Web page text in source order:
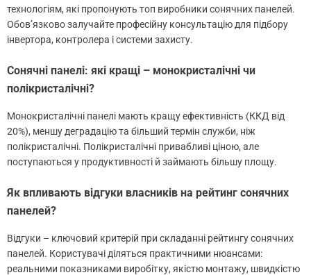
технологіям, які пропонують топ виробники сонячних панелей.
Обов’язково залучайте професійну консультацію для підбору
інвертора, контролера і системи захисту.
Сонячні панелі: які кращі – монокристалічні чи
полікристалічні?
Монокристалічні панелі мають кращу ефективність (ККД від
20%), меншу деградацію та більший термін служби, ніж
полікристалічні. Полікристалічні привабливі ціною, але
поступаються у продуктивності й займають більшу площу.
Як впливають відгуки власників на рейтинг сонячних
панелей?
Відгуки – ключовий критерій при складанні рейтингу сонячних
панелей. Користувачі діляться практичними нюансами:
реальними показниками виробітку, якістю монтажу, швидкістю